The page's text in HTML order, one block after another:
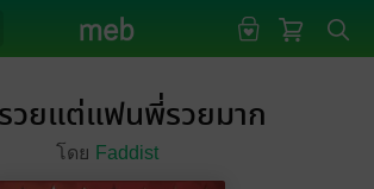
วยแต่แฟนพี่รวยมาก
โดย Faddist